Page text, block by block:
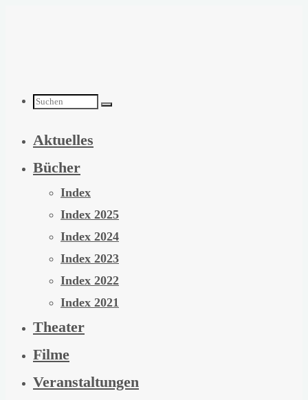
Suchen
nach:
Aktuelles
Bücher
Index
Index 2025
Index 2024
Index 2023
Index 2022
Index 2021
Theater
Filme
Veranstaltungen